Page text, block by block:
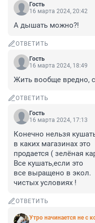
Гость
16 марта 2024, 20:42
А дышать можно?!
ОТВЕТИТЬ
Гость
16 марта 2024, 18:49
Жить вообще вредно,
ОТВЕТИТЬ
Гость
16 марта 2024, 17:13
Конечно нельзя
в каких магазинах это
продается ( зелёная
Все кушать,если это
все выращено в экол.
чистых условиях !
ОТВЕТИТЬ
Утро начинается не с